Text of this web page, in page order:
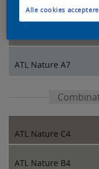
ATL Nature D7
ATL Nature A7
ATL Nature C4
ATL Nature B4
Alle cookies